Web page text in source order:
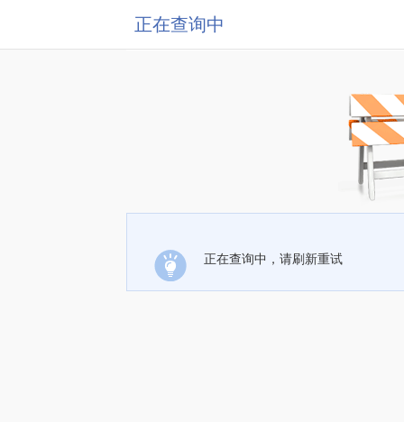
正在查询中
正在查询中，请刷新重试